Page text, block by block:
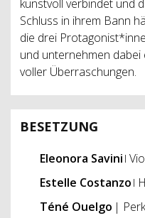
kunstvoll verbindet und
Schluss in ihrem Bann
die drei
und unternehmen dabei
voller Überraschungen.
BESETZUNG
Eleonora Saviniǀ
Estelle Costanzoǀ
Téné Ouelgo |